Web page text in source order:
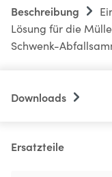
Beschreibung
Lösung für die
Schwenk-
Downloads
Ersatzteile